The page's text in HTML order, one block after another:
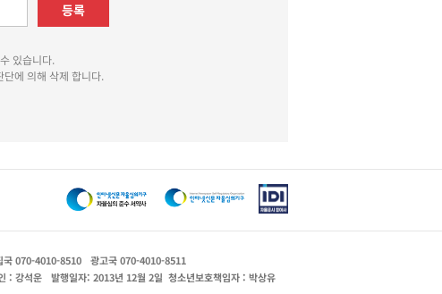
등록
있습니다.
에 의해 삭제 합니다.
국 070-4010-8510
광고국 070-4010-8511
: 강석운 발행일자: 2013년 12월 2일 청소년보호책임자 : 박상유